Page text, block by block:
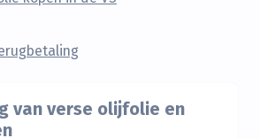
van verse olijfolie en